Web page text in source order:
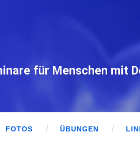
für Menschen mit
FOTOS ÜBUNGEN